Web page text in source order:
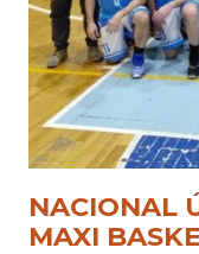
NACIONAL
MAXI